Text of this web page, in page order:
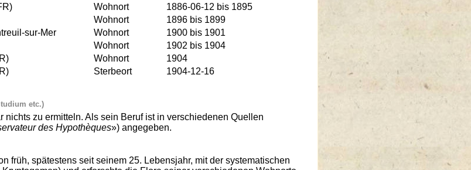
Wohnort
1886-06-12 bis 1895
Wohnort
1896 bis 1899
sur-Mer Wohnort
1900 bis 1901
Wohnort
1902 bis 1904
Wohnort
1904
Sterbeort 1904-12-16
etc.)
nichts zu ermitteln. Als sein Beruf ist in verschiedenen Quellen
des Hypothèques») angegeben.
früh, spätestens seit seinem 25. Lebensjahr, mit der systematischen